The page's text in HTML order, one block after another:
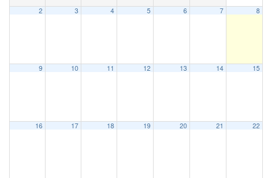
2 3 4 5 6 7 8
9 10 11 12 13 14 15
16 17 18 19 20 21 22